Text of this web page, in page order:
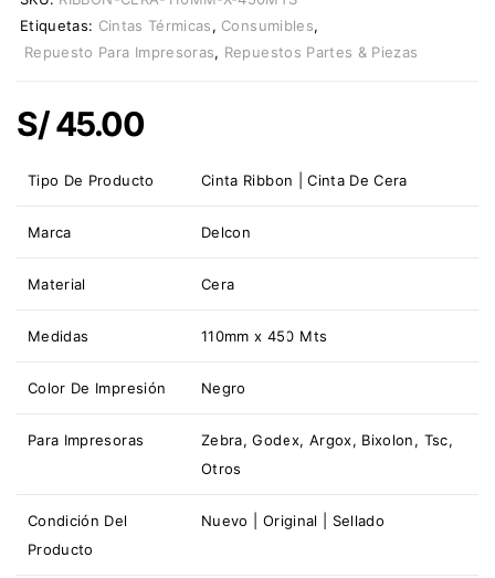
Etiquetas: Cintas Térmicas, Consumibles,
Repuesto Para Impresoras, Repuestos Partes & Piezas
S/45.00
Tipo De Producto Cinta Ribbon | Cinta De Cera
Marca Delcon
Material Cera
Medidas 110mm x 450 Mts
Color De Impresión Negro
Para Impresoras
Zebra, Godex, Argox, Bixolon, Tsc,
Otros
Condición Del
Producto
Nuevo | Original | Sellado